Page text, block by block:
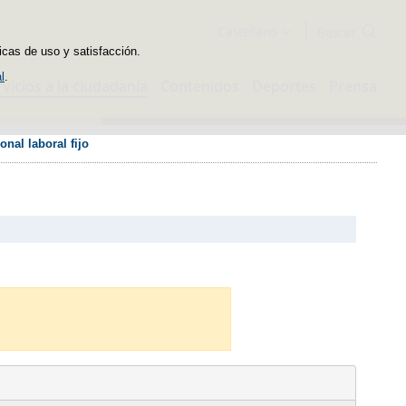
de uso y satisfacción.
a la ciudadanía
laboral fijo